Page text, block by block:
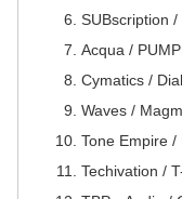
SUBscription /
Acqua /
Cymatics /
Waves /
Tone Empire /
Techivation /